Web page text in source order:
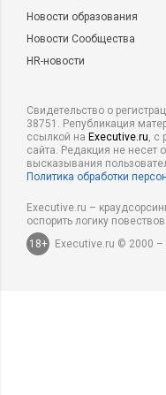
Новости образования
Новости Сообщества
HR-новости
Свидетельство о
38751. Републикация
ссылкой на Executive.ru, с
сайта. Редакция не несет
высказывания
Политика обработки
Executive.ru –
оспорить логику
18+
Executive.ru © 2000 –